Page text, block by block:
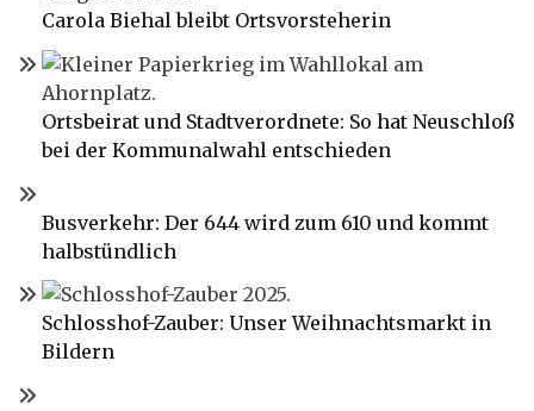
Carola Biehal bleibt Ortsvorsteherin
Ortsbeirat und Stadtverordnete: So hat Neuschloß
bei der Kommunalwahl entschieden
Busverkehr: Der 644 wird zum 610 und kommt
halbstündlich
Schlosshof-Zauber: Unser Weihnachtsmarkt in
Bildern